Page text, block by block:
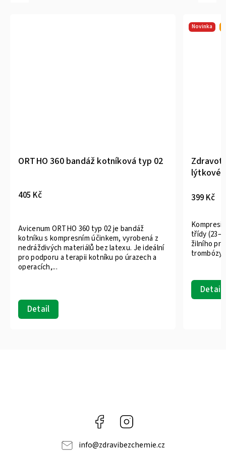
bandáž kotníková typ 02
360 typ 02 je bandáž
účinkem, vyrobená z
materiálů bez latexu. Je ideální
a terapii kotníku po úrazech a
Zdravotní
lýtkové 2.KT
Kompresivní lýtkové
třídy (23–32 mmHg).
žilního průtoku krve,
trombózy, zmírnění
Facebook
info@zdravibezchemie.cz